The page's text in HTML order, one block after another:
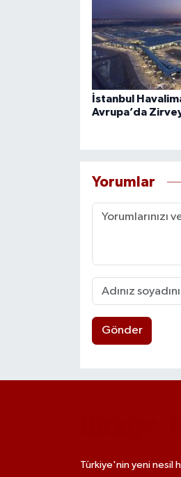
İstanbul
Avrupa’da
Yorumlar
Gönder
Türkiye'nin yeni nesil